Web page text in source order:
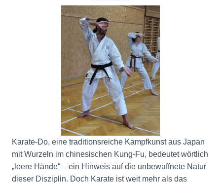
Karate-Do, eine traditionsreiche Kampfkunst aus Japan
mit Wurzeln im chinesischen Kung-Fu, bedeutet wörtlich
„leere Hände“ – ein Hinweis auf die unbewaffnete Natur
dieser Disziplin. Doch Karate ist weit mehr als das